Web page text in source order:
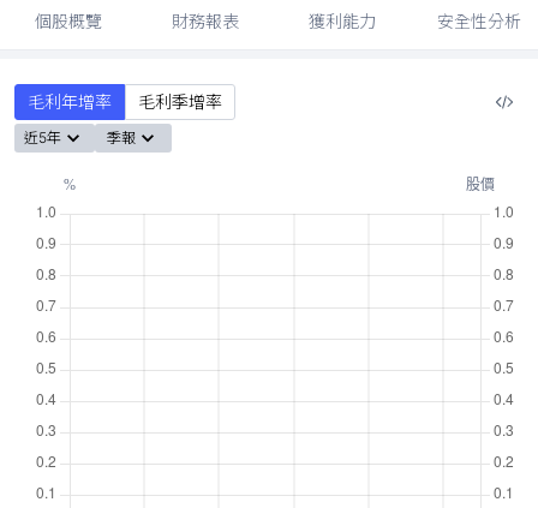
個股概覽 財務報表 獲利能力 安全性分析
毛利年增率 毛利季增率
近5年 季報